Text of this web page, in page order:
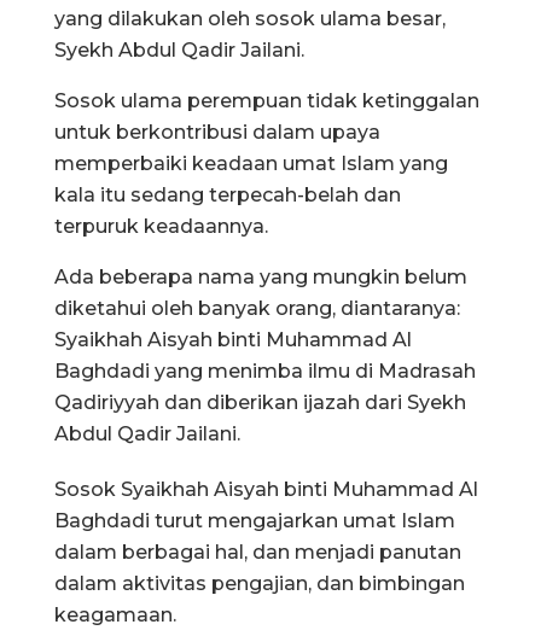
yang dilakukan oleh sosok ulama besar,
Syekh Abdul Qadir Jailani.
Sosok ulama perempuan tidak ketinggalan
untuk berkontribusi dalam upaya
memperbaiki keadaan umat Islam yang
kala itu sedang terpecah-belah dan
terpuruk keadaannya.
Ada beberapa nama yang mungkin belum
diketahui oleh banyak orang, diantaranya:
Syaikhah Aisyah binti Muhammad Al
Baghdadi yang menimba ilmu di Madrasah
Qadiriyyah dan diberikan ijazah dari Syekh
Abdul Qadir Jailani.
Sosok Syaikhah Aisyah binti Muhammad Al
Baghdadi turut mengajarkan umat Islam
dalam berbagai hal, dan menjadi panutan
dalam aktivitas pengajian, dan bimbingan
keagamaan.